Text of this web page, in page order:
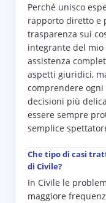
Perché unisco
rapporto diretto e
trasparenza sui
integrante del mio
assistenza
aspetti giuridici,
comprendere
decisioni più
essere sempre
semplice
Che tipo di casi
di Civile?
In Civile le
maggiore